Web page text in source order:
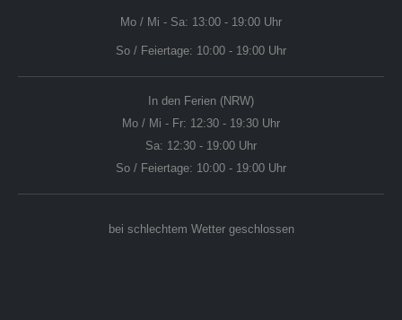
Mo / Mi - Sa: 13:00 - 19:00 Uhr
So / Feiertage: 10:00 - 19:00 Uhr
In den Ferien (NRW)
Mo / Mi - Fr: 12:30 - 19:30 Uhr
Sa: 12:30 - 19:00 Uhr
So / Feiertage: 10:00 - 19:00 Uhr
bei schlechtem Wetter geschlossen